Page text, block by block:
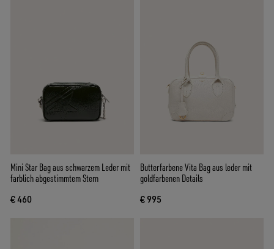
Mini Star Bag aus schwarzem Leder mit
farblich abgestimmtem Stern
€ 460
Butterfarbene Vita Bag aus leder mit
goldfarbenen Details
€ 995